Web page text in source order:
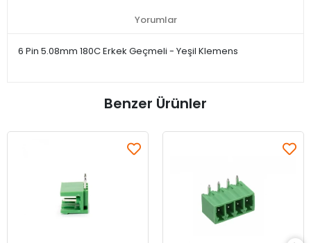
Yorumlar
6 Pin 5.08mm 180C Erkek Geçmeli - Yeşil Klemens
Benzer Ürünler